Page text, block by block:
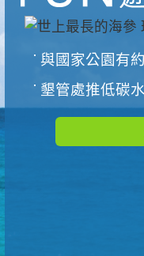
與國家公園有
墾管處推低碳水